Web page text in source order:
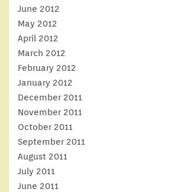
June 2012
May 2012
April 2012
March 2012
February 2012
January 2012
December 2011
November 2011
October 2011
September 2011
August 2011
July 2011
June 2011